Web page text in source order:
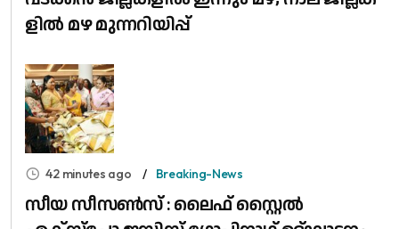
ളി​ൽ മ​ഴ മു​ന്ന​റി​യി​പ്പ്
42 minutes ago Breaking-News
സീയ സീസൺസ് : ലൈഫ് സ്റ്റൈൽ